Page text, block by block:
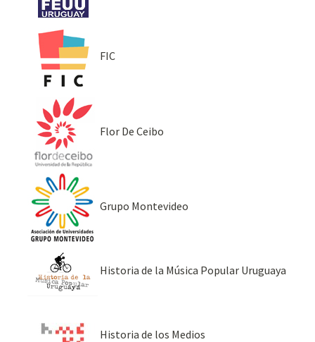
FIC
Flor De Ceibo
Grupo Montevideo
Historia de la Música Popular Uruguaya
Historia de los Medios